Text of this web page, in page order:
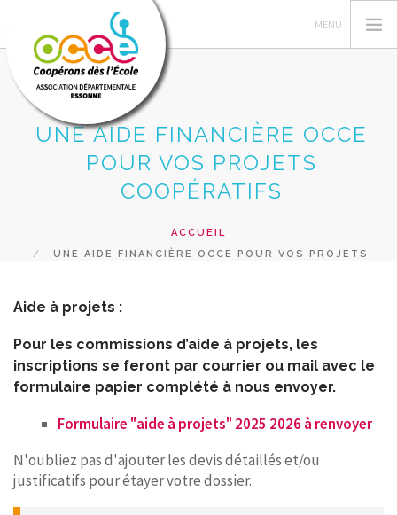
ACTIONS PÉDAGOGIQUES
CONTACT
UNE AIDE FINANCIÈRE OCCE
POUR VOS PROJETS
COOPÉRATIFS
ACCUEIL
UNE AIDE FINANCIÈRE OCCE POUR VOS PROJETS
Aide à projets :
Pour les commissions d’aide à projets, les
inscriptions se feront par courrier ou mail avec le
formulaire papier complété à nous envoyer.
Formulaire "aide à projets" 2025 2026 à renvoyer
N'oubliez pas d'ajouter les devis détaillés et/ou
justificatifs pour étayer votre dossier.